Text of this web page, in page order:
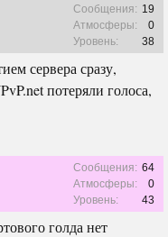
Сообщения: 19
Атмосферы:
0
Уровень:
38
сервера сразу,
потеряли голоса,
Сообщения: 64
Атмосферы:
0
Уровень:
43
голда нет